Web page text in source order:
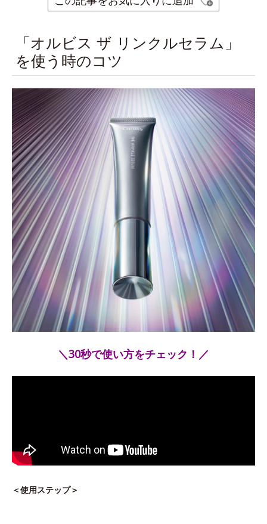
「オルビス ザ リンクルセラム」
を使う時のコツ
＼30秒で使い方をチェック！／
＜使用ステップ＞